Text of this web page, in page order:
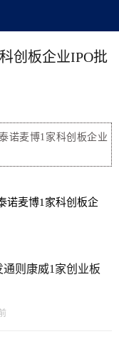
创板企业IPO批
诺麦博1家科创板企业
诺麦博1家科创板企
通则康威1家创业板